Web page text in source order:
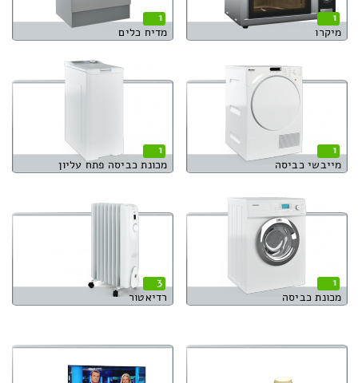
1
מיקרו
1
מדיח כלים
1
מייבשי כביסה
1
מכונת כביסה פתח עליון
1
מכונת כביסה
3
רדיאטור